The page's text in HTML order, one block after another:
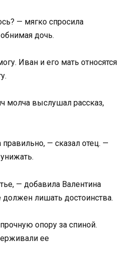
— мягко спросила
дочь.
Иван и его мать относятся
молча выслушал рассказ,
— сказал отец. —
— добавила Валентина
лишать достоинства.
опору за спиной.
ее